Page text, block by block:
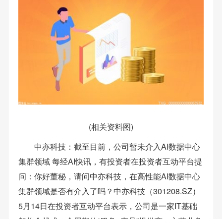
(相关资料图)
中亦科技：截至目前，公司暂未介入AI数据中心
集群领域 每经AI快讯，有投资者在投资者互动平台提
问：你好董秘，请问中亦科技，在高性能AI数据中心
集群领域是否有介入了吗？中亦科技（301208.SZ）
5月14日在投资者互动平台表示，公司是一家IT基础